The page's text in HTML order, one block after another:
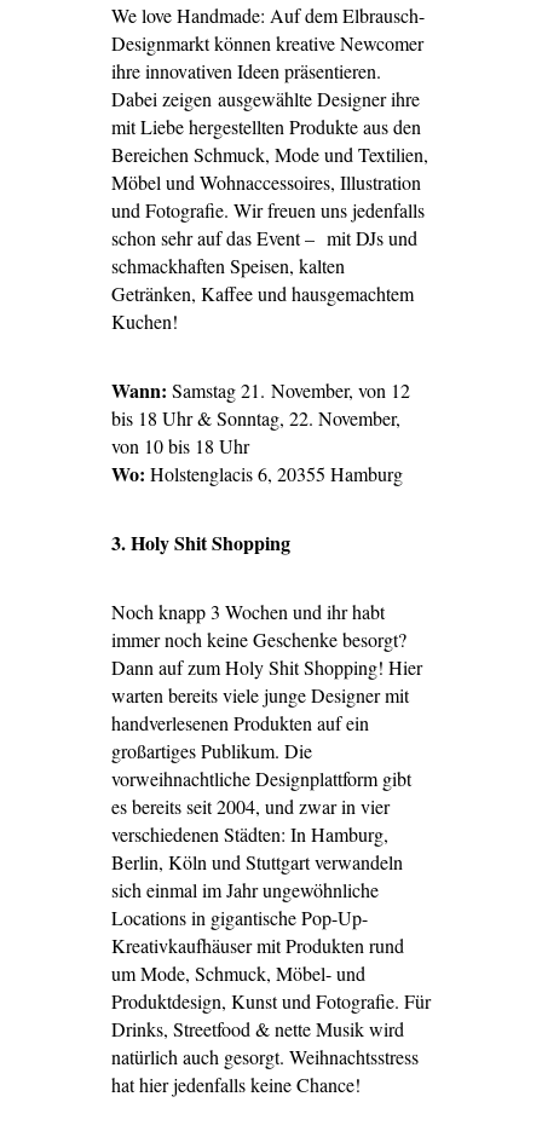
We love Handmade: Auf dem Elbrausch-
Designmarkt können kreative Newcomer
ihre innovativen Ideen präsentieren.
Dabei zeigen ausgewählte Designer ihre
mit Liebe hergestellten Produkte aus den
Bereichen Schmuck, Mode und Textilien,
Möbel und Wohnaccessoires, Illustration
und Fotografie. Wir freuen uns jedenfalls
schon sehr auf das Event – mit DJs und
schmackhaften Speisen, kalten
Getränken, Kaffee und hausgemachtem
Kuchen!
Wann: Samstag 21. November, von 12
bis 18 Uhr & Sonntag, 22. November,
von 10 bis 18 Uhr
Wo: Holstenglacis 6, 20355 Hamburg
3. Holy Shit Shopping
Noch knapp 3 Wochen und ihr habt
immer noch keine Geschenke besorgt?
Dann auf zum Holy Shit Shopping! Hier
warten bereits viele junge Designer mit
handverlesenen Produkten auf ein
großartiges Publikum. Die
vorweihnachtliche Designplattform gibt
es bereits seit 2004, und zwar in vier
verschiedenen Städten: In Hamburg,
Berlin, Köln und Stuttgart verwandeln
sich einmal im Jahr ungewöhnliche
Locations in gigantische Pop-Up-
Kreativkaufhäuser mit Produkten rund
um Mode, Schmuck, Möbel- und
Produktdesign, Kunst und Fotografie. Für
Drinks, Streetfood & nette Musik wird
natürlich auch gesorgt. Weihnachtsstress
hat hier jedenfalls keine Chance!